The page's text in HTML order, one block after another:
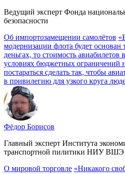
Ведущий эксперт Фонда
безопасности
Об импортозамещении самолётов
модернизации флота будет основан
деньгах, то стоимость авиабилетов
условиях бюджетных ограничений
постараться сделать так, чтобы
в привилегию для узкого круга
Фёдор Борисов
Главный эксперт Института
транспортной пилитики НИУ ВШЭ
О мировой торговле «Никакого